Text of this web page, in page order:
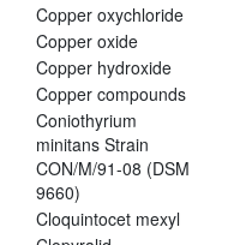
Copper oxychloride
Copper oxide
Copper hydroxide
Copper compounds
Coniothyrium
minitans Strain
CON/M/91-08 (DSM
9660)
Cloquintocet mexyl